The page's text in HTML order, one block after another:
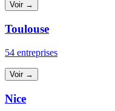
Voir →
Toulouse
54 entreprises
Voir →
Nice